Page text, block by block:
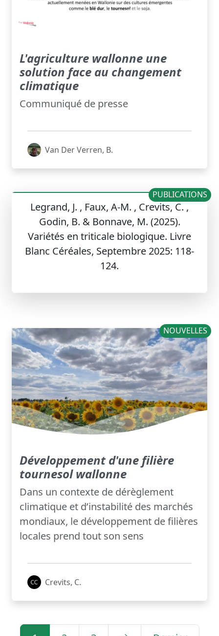
L'agriculture wallonne une
solution face au changement
climatique
Communiqué de presse
Van Der Verren, B.
Legrand, J. , Faux, A-M. , Crevits, C. ,
Godin, B. & Bonnave, M. (2025).
Variétés en triticale biologique. Livre
Blanc Céréales, Septembre 2025: 118-
124.
PUBLICATIONS
NOUVELLES
Développement d'une filière
tournesol wallonne
Dans un contexte de dérèglement
climatique et d’instabilité des marchés
mondiaux, le développement de filières
locales prend tout son sens
Crevits, C.